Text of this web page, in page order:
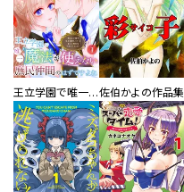
王立学園で唯一魔法が使えない庶民仲間のはずですよね～実は王子様で私を溺愛しているなんて告白はやめてください～佐伯かよの作品集